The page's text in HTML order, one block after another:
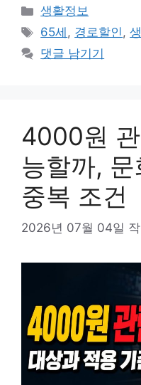
카
테
리
생활정보
태
그
65세 , 경로할인,
댓글 남기기
4000원
능할까,
중복 조건
2026년 07월 04일